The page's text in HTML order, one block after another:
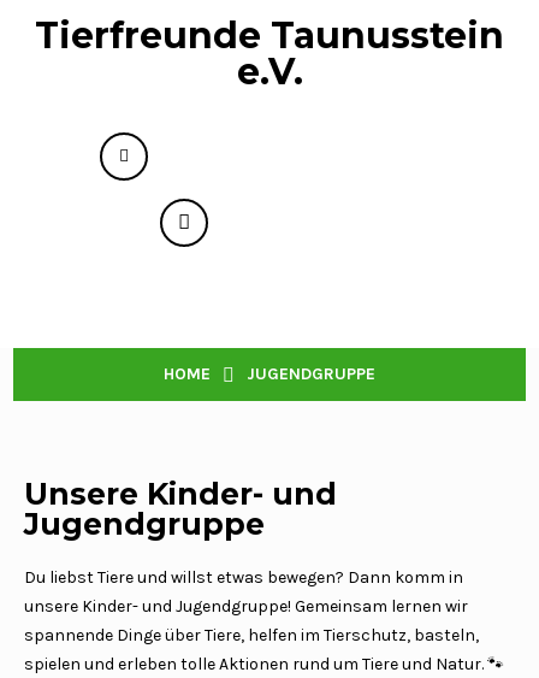
Tierfreunde Taunusstein
e.V.
HOME JUGENDGRUPPE
Unsere Kinder- und
Jugendgruppe
Du liebst Tiere und willst etwas bewegen? Dann komm in
unsere Kinder- und Jugendgruppe! Gemeinsam lernen wir
spannende Dinge über Tiere, helfen im Tierschutz, basteln,
spielen und erleben tolle Aktionen rund um Tiere und Natur. 🐾